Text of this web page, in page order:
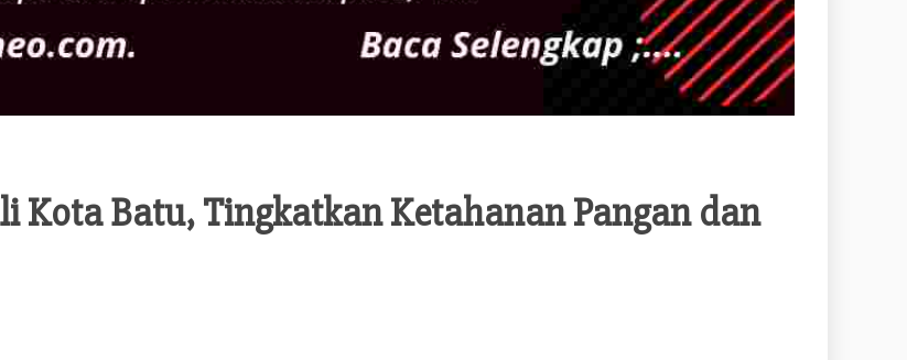
Kota Batu, Tingkatkan Ketahanan Pangan dan